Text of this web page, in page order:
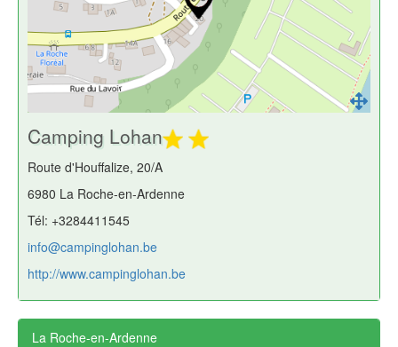
Camping Lohan
Route d'Houffalize, 20/A
6980 La Roche-en-Ardenne
Tél: +3284411545
info@campinglohan.be
http://www.campinglohan.be
La Roche-en-Ardenne